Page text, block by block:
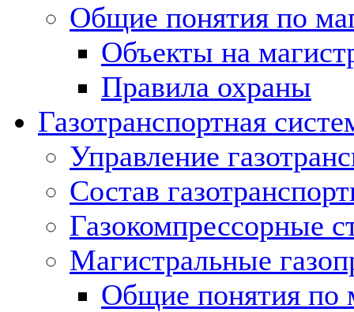
Общие понятия по
Объекты на
Правила охраны
Газотранспортная
Управление
Состав
Газокомпрессорные
Магистральные
Общие понятия по